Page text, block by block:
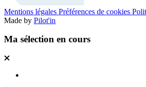
Mentions légales Préférences de cookies
Made by Pilot'in
Ma sélection en cours